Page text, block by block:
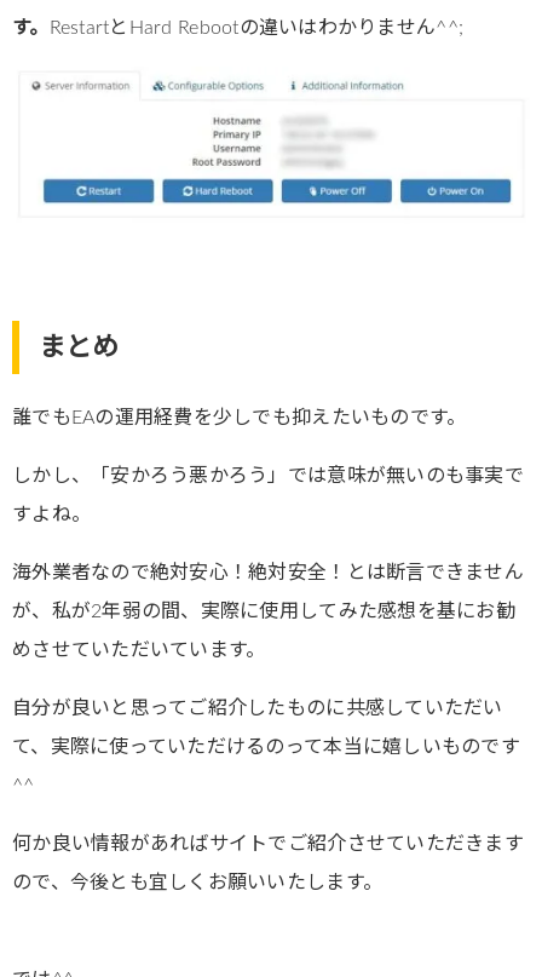
す。
RestartとHard Rebootの違いはわかりません^^;
まとめ
誰でもEAの運用経費を少しでも抑えたいものです。
しかし、「安かろう悪かろう」では意味が無いのも事実で
すよね。
海外業者なので絶対安心！絶対安全！とは断言できません
が、私が2年弱の間、実際に使用してみた感想を基にお勧
めさせていただいています。
自分が良いと思ってご紹介したものに共感していただい
て、実際に使っていただけるのって本当に嬉しいものです
^^
何か良い情報があればサイトでご紹介させていただきます
ので、今後とも宜しくお願いいたします。